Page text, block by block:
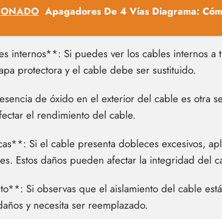
Apagadores De 4 Vías Diagrama:
internos**: Si puedes ver los cables internos
protectora y el cable debe ser sustituido.
de óxido en el exterior del cable es otra
el rendimiento del cable.
Si el cable presenta dobleces excesivos,
Estos daños pueden afectar la integridad del
Si observas que el aislamiento del cable
y necesita ser reemplazado.